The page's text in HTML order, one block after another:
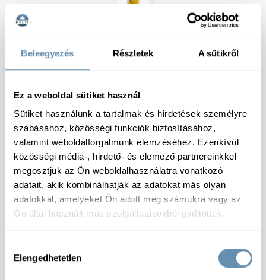
Beleegyezés Részletek A sütikről
Ez a weboldal sütiket használ
Sütiket használunk a tartalmak és hirdetések személyre
szabásához, közösségi funkciók biztosításához,
valamint weboldalforgalmunk elemzéséhez. Ezenkívül
közösségi média-, hirdető- és elemező partnereinkkel
megosztjuk az Ön weboldalhasználatra vonatkozó
adatait, akik kombinálhatják az adatokat más olyan
adatokkal, amelyeket Ön adott meg számukra vagy az
Ön által használt más szolgáltatásokból gyűjtöttek.
kiválasztása
Elengedhetetlen
Száraz
Specifikáció
Összetevők: Előfőzött rizs (100%)
Tárolás: Száraz, hűvös helyen tárolandó!
Szénhidrát: 78 g, ebből cukrok: 0,5 g; Fehérje: 7 g; Só:
N/A g